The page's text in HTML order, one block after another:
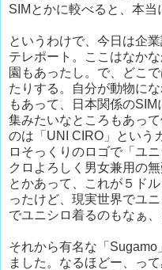
SIMとかに較べると、本当
というわけで、今日は企
テレポート。ここはなか
園もあったし。で、どこ
たりする。自分が動物に
もあって、日本関係の
集みたいなところもあっ
のは「UNI CIRO」という
ロそっくりのロゴで「ユ
クロよろしく男女兼用の
とかあって、これが５ド
ったけど、現実世界でユ
でユニシロ着るのもなぁ
それから有名な「Sugamo
ました。なるほどー、っ